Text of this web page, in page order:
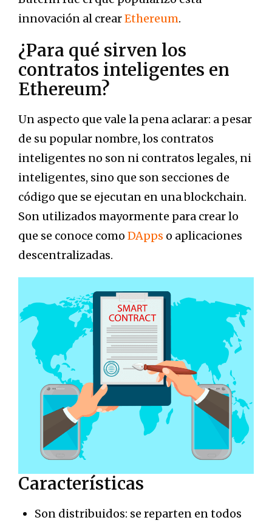
innovación al crearEthereum.
¿Para qué sirven los
contratos inteligentes en
Ethereum?
Un aspecto que vale la pena aclarar: a pesar
de su popular nombre, los contratos
inteligentes no son ni contratos legales, ni
inteligentes, sino que son secciones de
código que se ejecutan en una blockchain.
Son utilizados mayormente para crear lo
que se conoce como DApps o aplicaciones
descentralizadas.
Características
Son distribuidos: se reparten en todos